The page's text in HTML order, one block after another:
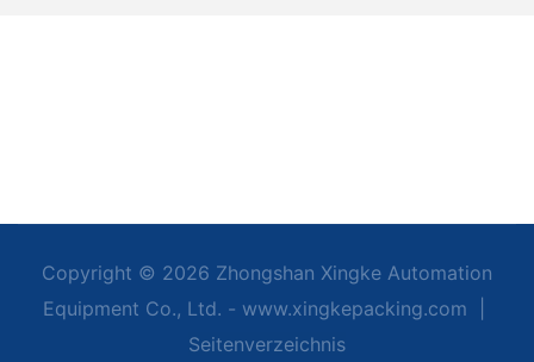
Copyright © 2026 Zhongshan Xingke Automation
Equipment Co., Ltd. - www.xingkepacking.com
Seitenverzeichnis